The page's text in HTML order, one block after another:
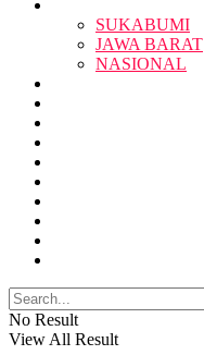
SUKABUMI
PENDIDIKAN
SUKABUMI
JAWA BARAT
NASIONAL
No Result
View All Result